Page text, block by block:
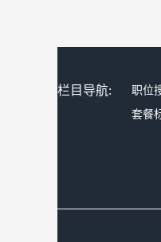
栏目导航: 职位
套餐